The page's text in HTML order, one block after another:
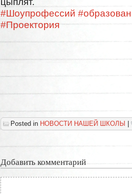
#Шоупрофессий
#Проектория
Posted in НОВОСТИ НАШЕЙ ШКОЛЫ |
Добавить комментарий